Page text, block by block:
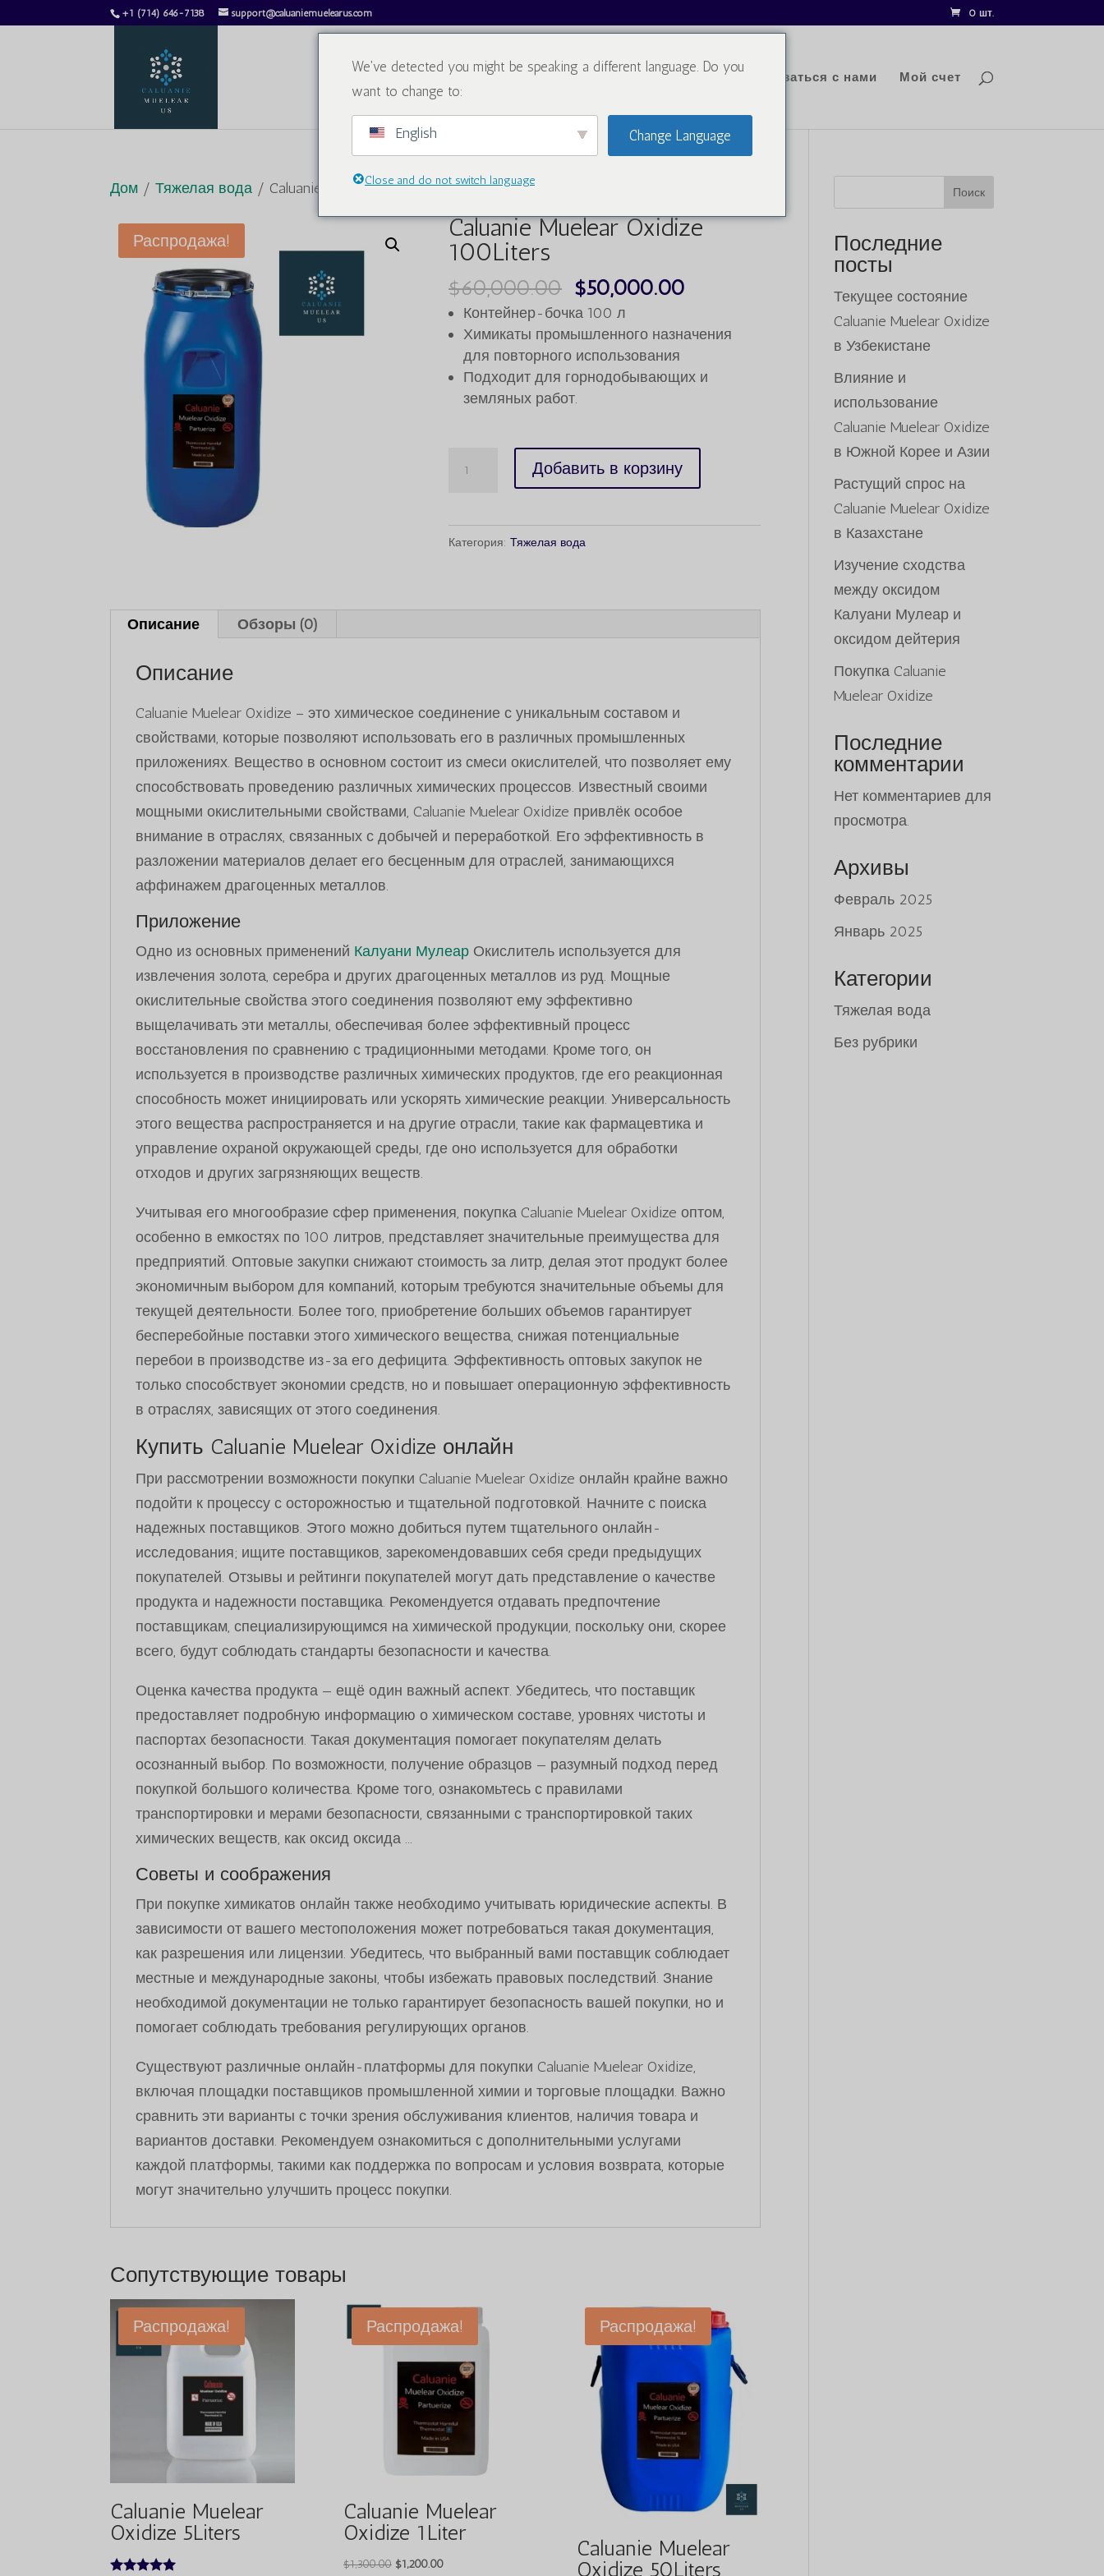
+1 (714) 646-7138 support@caluaniemuelearus.com 0 шт.
О нас Каталог Блог Связаться с нами Мой счет
Дом /Тяжелая вода / Caluanie Muelear Oxidize 100Liters
Распродажа!
Caluanie Muelear Oxidize
100Liters
$60,000.00 Первоначальная
цена
была:
$60,000.00.
$50,000.00
$50,000.00.
Контейнер-бочка 100 л
Химикаты промышленного назначения
для повторного использования
Подходит для горнодобывающих и
земляных работ.
Добавить в корзину
Категория:Тяжелая вода
Описание Обзоры (0)
Описание
Caluanie Muelear Oxidize – это химическое соединение с уникальным составом и
свойствами, которые позволяют использовать его в различных промышленных
приложениях. Вещество в основном состоит из смеси окислителей, что позволяет ему
способствовать проведению различных химических процессов. Известный своими
мощными окислительными свойствами, Caluanie Muelear Oxidize привлёк особое
внимание в отраслях, связанных с добычей и переработкой. Его эффективность в
разложении материалов делает его бесценным для отраслей, занимающихся
аффинажем драгоценных металлов.
Приложение
Одно из основных применений Калуани Мулеар Окислитель используется для
извлечения золота, серебра и других драгоценных металлов из руд. Мощные
окислительные свойства этого соединения позволяют ему эффективно
выщелачивать эти металлы, обеспечивая более эффективный процесс
восстановления по сравнению с традиционными методами. Кроме того, он
используется в производстве различных химических продуктов, где его реакционная
способность может инициировать или ускорять химические реакции. Универсальность
этого вещества распространяется и на другие отрасли, такие как фармацевтика и
управление охраной окружающей среды, где оно используется для обработки
отходов и других загрязняющих веществ.
Учитывая его многообразие сфер применения, покупка Caluanie Muelear Oxidize оптом,
особенно в емкостях по 100 литров, представляет значительные преимущества для
предприятий. Оптовые закупки снижают стоимость за литр, делая этот продукт более
экономичным выбором для компаний, которым требуются значительные объемы для
текущей деятельности. Более того, приобретение больших объемов гарантирует
бесперебойные поставки этого химического вещества, снижая потенциальные
перебои в производстве из-за его дефицита. Эффективность оптовых закупок не
только способствует экономии средств, но и повышает операционную эффективность
в отраслях, зависящих от этого соединения.
Купить Caluanie Muelear Oxidize онлайн
При рассмотрении возможности покупки Caluanie Muelear Oxidize онлайн крайне важно
подойти к процессу с осторожностью и тщательной подготовкой. Начните с поиска
надежных поставщиков. Этого можно добиться путем тщательного онлайн-
исследования; ищите поставщиков, зарекомендовавших себя среди предыдущих
покупателей. Отзывы и рейтинги покупателей могут дать представление о качестве
продукта и надежности поставщика. Рекомендуется отдавать предпочтение
поставщикам, специализирующимся на химической продукции, поскольку они, скорее
всего, будут соблюдать стандарты безопасности и качества.
Оценка качества продукта — ещё один важный аспект. Убедитесь, что поставщик
предоставляет подробную информацию о химическом составе, уровнях чистоты и
паспортах безопасности. Такая документация помогает покупателям делать
осознанный выбор. По возможности, получение образцов — разумный подход перед
покупкой большого количества. Кроме того, ознакомьтесь с правилами
транспортировки и мерами безопасности, связанными с транспортировкой таких
химических веществ, как оксид оксида ...
Советы и соображения
При покупке химикатов онлайн также необходимо учитывать юридические аспекты. В
зависимости от вашего местоположения может потребоваться такая документация,
как разрешения или лицензии. Убедитесь, что выбранный вами поставщик соблюдает
местные и международные законы, чтобы избежать правовых последствий. Знание
необходимой документации не только гарантирует безопасность вашей покупки, но и
помогает соблюдать требования регулирующих органов.
Существуют различные онлайн-платформы для покупки Caluanie Muelear Oxidize,
включая площадки поставщиков промышленной химии и торговые площадки. Важно
сравнить эти варианты с точки зрения обслуживания клиентов, наличия товара и
вариантов доставки. Рекомендуем ознакомиться с дополнительными услугами
каждой платформы, такими как поддержка по вопросам и условия возврата, которые
могут значительно улучшить процесс покупки.
Сопутствующие товары
Распродажа!
Caluanie Muelear
Oxidize 5Liters
Распродажа!
Caluanie Muelear
Oxidize 1Liter
$1,300.00 Первоначальная
$1,200.00Текущая
Распродажа!
Caluanie Muelear
Oxidize 50Liters
Поиск
Последние
посты
Текущее состояние
Caluanie Muelear Oxidize
в Узбекистане
Влияние и
использование
Caluanie Muelear Oxidize
в Южной Корее и Азии
Растущий спрос на
Caluanie Muelear Oxidize
в Казахстане
Изучение сходства
между оксидом
Калуани Мулеар и
оксидом дейтерия
Покупка Caluanie
Muelear Oxidize
Последние
комментарии
Нет комментариев для
просмотра.
Архивы
Февраль 2025
Январь 2025
Категории
Тяжелая вода
Без рубрики
We've detected you might be speaking a different language. Do you
want to change to:
English Change Language
Close and do not switch language